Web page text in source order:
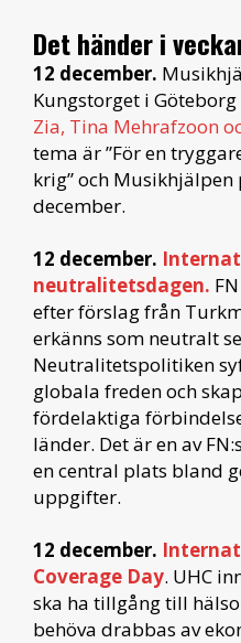
Det händer i
12 december.
Kungstorget i
Zia, Tina Mehrafzoon
tema är ”För en
krig” och
december.
12 december.
neutralitetsdagen.
efter förslag från
erkänns som neutralt
Neutralitetspolitiken
globala freden och
fördelaktiga
länder. Det är en av
en central plats bland
uppgifter.
12 december.
Coverage Day. UHC
ska ha tillgång till
behöva drabbas av